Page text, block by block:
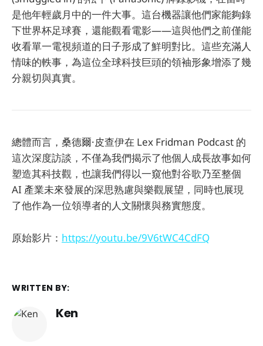
是他年輕歲月中的一件大事。這台機器讓他們家能夠錄
下世界杯足球賽，還能觀看電影——這與他們之前僅能
收看單一電視頻道的日子形成了鮮明對比。這些充滿人
情味的軼事，為這位全球科技巨頭的領袖形象增添了幾
分親切與真實。
總體而言，桑德爾·皮查伊在 Lex Fridman Podcast 的
這次深度訪談，不僅為我們揭示了他個人成長故事如何
塑造其科技觀，也讓我們得以一窺他對谷歌乃至整個
AI 產業未來發展的深思熟慮與樂觀展望，同時也展現
了他作為一位領導者的人文關懷與務實態度。
原始影片： https://youtu.be/9V6tWC4CdFQ
WRITTEN BY:
Ken